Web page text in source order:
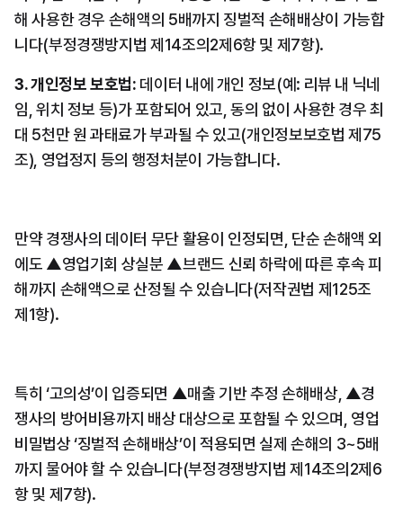
해 사용한 경우 손해액의 5배까지 징벌적 손해배상이 가능합
니다(부정경쟁방지법 제14조의2제6항 및 제7항).
3. 개인정보 보호법: 데이터 내에 개인 정보(예: 리뷰 내 닉네
임, 위치 정보 등)가 포함되어 있고, 동의 없이 사용한 경우 최
대 5천만 원 과태료가 부과될 수 있고(개인정보보호법 제75
조), 영업정지 등의 행정처분이 가능합니다.
만약 경쟁사의 데이터 무단 활용이 인정되면, 단순 손해액 외
에도 ▲영업기회 상실분 ▲브랜드 신뢰 하락에 따른 후속 피
해까지 손해액으로 산정될 수 있습니다(저작권법 제125조
제1항).
특히 ‘고의성’이 입증되면 ▲매출 기반 추정 손해배상, ▲경
쟁사의 방어비용까지 배상 대상으로 포함될 수 있으며, 영업
비밀법상 ‘징벌적 손해배상’이 적용되면 실제 손해의 3~5배
까지 물어야 할 수 있습니다(부정경쟁방지법 제14조의2제6
항 및 제7항).